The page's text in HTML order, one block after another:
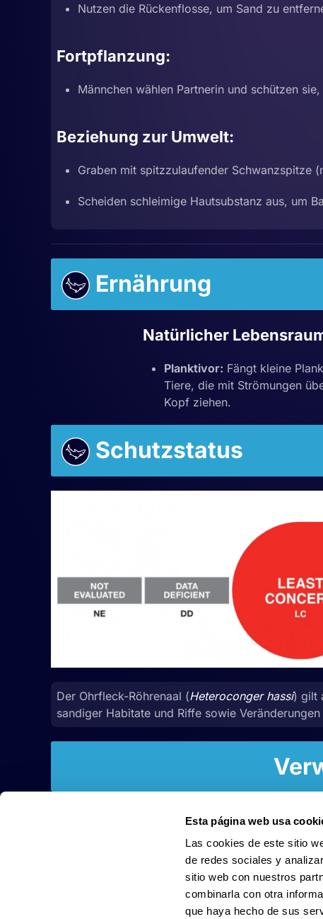
Esta página web usa
Las cookies de este sitio
de redes sociales y
sitio web con nuestros
combinarla con otra
que haya hecho de sus
Nutzen die Rückenflosse, um Sand zu
Fortpflanzung:
Männchen wählen Partnerin und schützen
Beziehung zur Umwelt:
Graben mit spitzzulaufender Schwanzspitze
Scheiden schleimige Hautsubstanz aus, um
Ernährung
Natürlicher
Planktivor: Fängt kleine
Tiere, die mit Strömungen
Kopf ziehen.
Schutzstatus
Der Ohrfleck-Röhrenaal (Heteroconger hassi) gilt
sandiger Habitate und Riffe sowie